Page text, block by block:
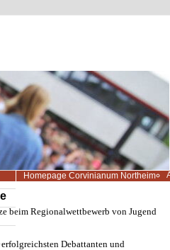
Homepage Corvinianum Northeim
beim Regionalwettbewerb von Jugend
Debattanten und